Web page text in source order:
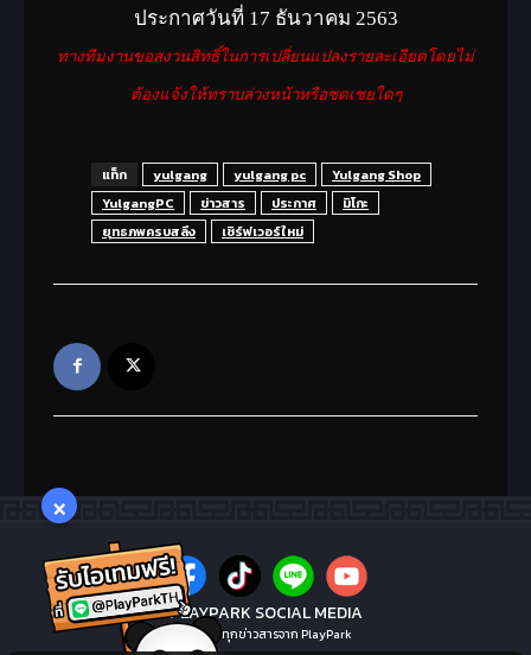
ประกาศวันที่ 17 ธันวาคม 2563
ทางทีมงานขอสงวนสิทธิ์ในการเปลี่ยนแปลงรายละเอียดโดยไม่
ต้องแจ้งให้ทราบล่วงหน้าหรือชดเชยใดๆ
แท็ก yulgang yulgang pc
Yulgang Shop
YulgangPC
ข่าวสาร ประกาศ
มิโกะ
ยุทธภพครบสลึง
เซิร์ฟเวอร์ใหม่
PLAYPARK SOCIAL MEDIA
ไม่พลาดทุกข่าวสารจาก PlayPark
×